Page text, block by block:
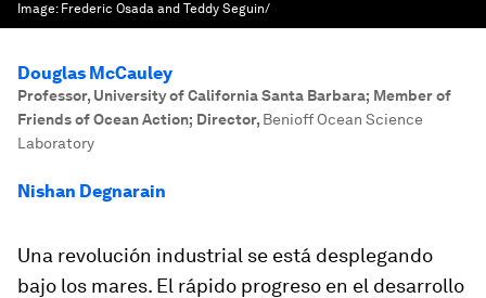
Image: Frederic Osada and Teddy Seguin/
Douglas McCauley
Professor, University of California Santa Barbara; Member of
Friends of Ocean Action; Director, Benioff Ocean Science
Laboratory
Nishan Degnarain
Una revolución industrial se está desplegando
bajo los mares. El rápido progreso en el desarrollo